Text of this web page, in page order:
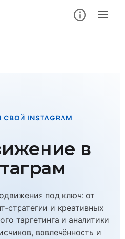
INSTAGRAM
в
под ключ: от
и креативных
таргетинга и аналитики
вовлечённость и